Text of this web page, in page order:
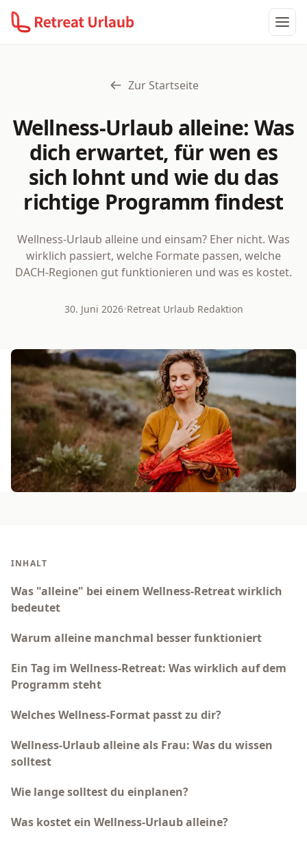
Zur Startseite
Wellness-Urlaub alleine: Was
dich erwartet, für wen es
sich lohnt und wie du das
richtige Programm findest
Wellness-Urlaub alleine und einsam? Eher nicht. Was
wirklich passiert, welche Formate passen, welche
DACH-Regionen gut funktionieren und was es kostet.
30. Juni 2026•Retreat Urlaub Redaktion
INHALT
Was "alleine" bei einem Wellness-Retreat wirklich
bedeutet
Warum alleine manchmal besser funktioniert
Ein Tag im Wellness-Retreat: Was wirklich auf dem
Programm steht
Welches Wellness-Format passt zu dir?
Wellness-Urlaub alleine als Frau: Was du wissen
solltest
Wie lange solltest du einplanen?
Was kostet ein Wellness-Urlaub alleine?